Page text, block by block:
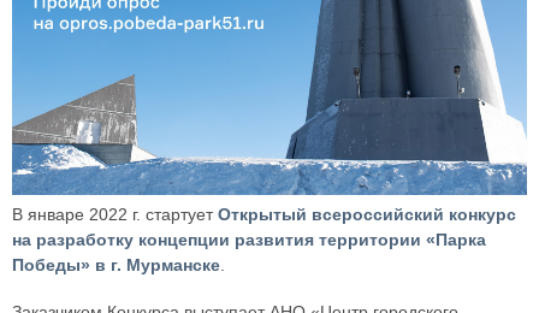
В январе 2022 г. стартуетОткрытый всероссийский конкурс
на разработку концепции развития территории «Парка
Победы» в г. Мурманске